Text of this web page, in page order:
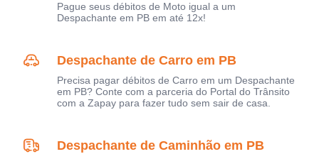
Pague seus débitos de Moto igual a um
Despachante em PB em até 12x!
Despachante de Carro em PB
Precisa pagar débitos de Carro em um Despachante
em PB? Conte com a parceria do Portal do Trânsito
com a Zapay para fazer tudo sem sair de casa.
Despachante de Caminhão em PB